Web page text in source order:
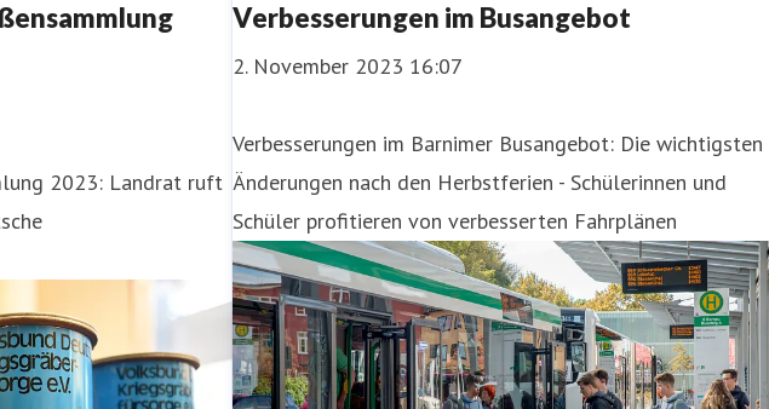
2023: Landrat ruft
Verbesserungen im Busangebot
2. November 2023 16:07
Verbesserungen im Barnimer Busangebot: Die wichtigsten
Änderungen nach den Herbstferien - Schülerinnen und
Schüler profitieren von verbesserten Fahrplänen